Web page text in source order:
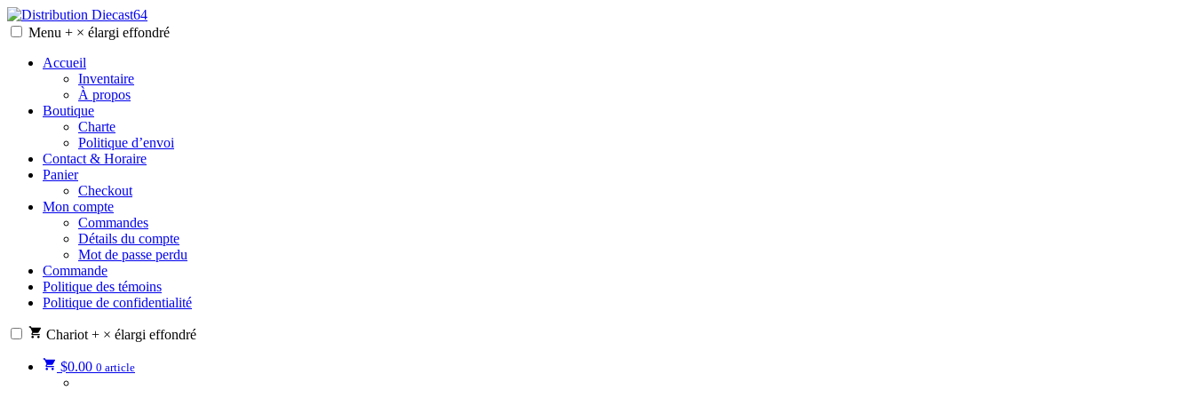
Skip
to
Distribution Diecast64
Une passion, un mode de vie.
Menu + × élargi effondré
Accueil
Inventaire
À propos
Boutique
Charte
Politique d’envoi
Contact & Horaire
Panier
Checkout
Mon compte
Commandes
Détails du compte
Mot de passe perdu
Commande
Politique des témoins
Politique de confidentialité
Chariot + × élargi effondré
$0.00 0 article